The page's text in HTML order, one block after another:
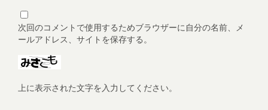
次回のコメントで使用するためブラウザーに自分の名前、メ
ールアドレス、サイトを保存する。
上に表示された文字を入力してください。